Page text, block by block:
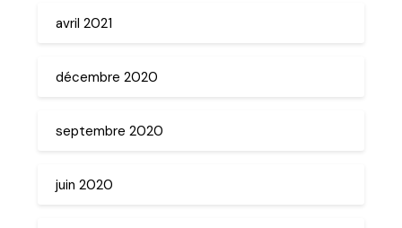
avril 2021
décembre 2020
septembre 2020
juin 2020